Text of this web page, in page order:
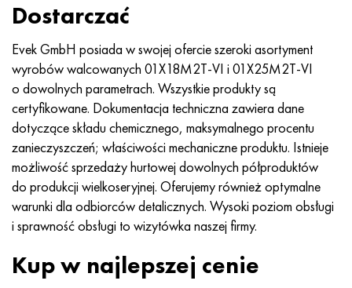
Dostarczać
Evek GmbH posiada w swojej ofercie szeroki asortyment
wyrobów walcowanych 01X18M2T-VI i 01X25M2T-VI
o dowolnych parametrach. Wszystkie produkty są
certyfikowane. Dokumentacja techniczna zawiera dane
dotyczące składu chemicznego, maksymalnego procentu
zanieczyszczeń; właściwości mechaniczne produktu. Istnieje
możliwość sprzedaży hurtowej dowolnych półproduktów
do produkcji wielkoseryjnej. Oferujemy również optymalne
warunki dla odbiorców detalicznych. Wysoki poziom obsługi
i sprawność obsługi to wizytówka naszej firmy.
Kup w najlepszej cenie